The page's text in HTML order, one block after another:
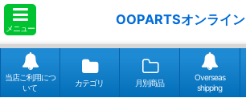
メニュー
OOPARTSオンライン
当店ご利用につ
いて
カテゴリ 月別商品
Overseas
shipping